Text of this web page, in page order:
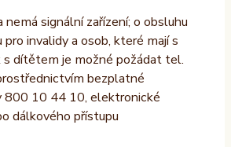
nemá signální zařízení; o obsluhu
pro invalidy a osob, které mají s
s dítětem je možné požádat tel.
bezplatné
800 10 44 10, elektronické
dálkového přístupu